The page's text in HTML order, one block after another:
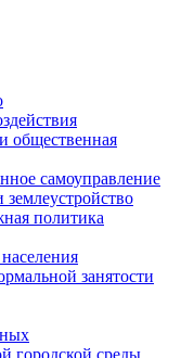
общественная
самоуправление
политика
занятости